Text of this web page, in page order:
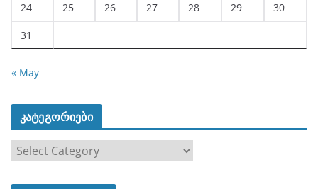
24 25 26 27 28 29 30
31
« May
კატეგორიები
ტ